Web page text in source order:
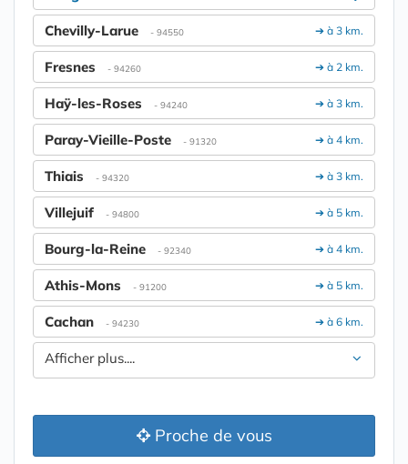
➔ à 3 km.
Chevilly-Larue - 94550
➔ à 2 km.
Fresnes - 94260
➔ à 3 km.
Haÿ-les-Roses - 94240
➔ à 4 km.
Paray-Vieille-Poste - 91320
➔ à 3 km.
Thiais - 94320
➔ à 5 km.
Villejuif - 94800
➔ à 4 km.
Bourg-la-Reine - 92340
➔ à 5 km.
Athis-Mons - 91200
➔ à 6 km.
Cachan - 94230
Afficher plus....
Proche de vous